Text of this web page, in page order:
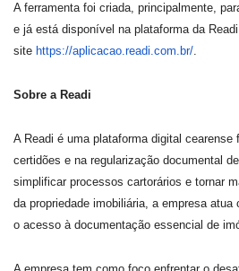
A ferramenta foi criada, principalmente,
e já está disponível na plataforma da
site https://aplicacao.readi.com. br/.
Sobre a Readi
A Readi é uma plataforma digital cearense
certidões e na regularização documental
simplificar processos cartorários e tornar
da propriedade imobiliária, a empresa
o acesso à documentação essencial de